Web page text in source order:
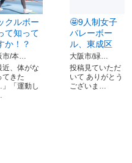
クルボー
て知って
か！？
市/本…
近、体がな
てきた
「運動し
🤩9人制女子
バレーボー
ル、東成区
大阪市/緑…
投稿見ていただ
いて ありがとう
ございま…